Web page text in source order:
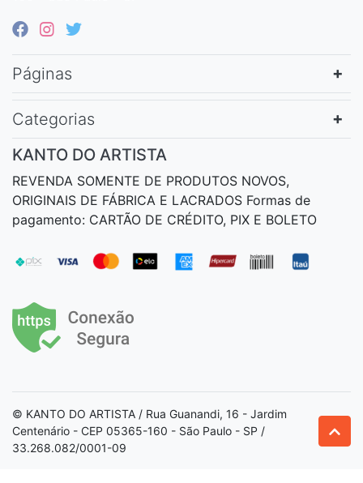
Páginas
Categorias
KANTO DO ARTISTA
REVENDA SOMENTE DE PRODUTOS NOVOS,
ORIGINAIS DE FÁBRICA E LACRADOS Formas de
pagamento: CARTÃO DE CRÉDITO, PIX E BOLETO
© KANTO DO ARTISTA / Rua Guanandi, 16 - Jardim
Centenário - CEP 05365-160 - São Paulo - SP /
33.268.082/0001-09